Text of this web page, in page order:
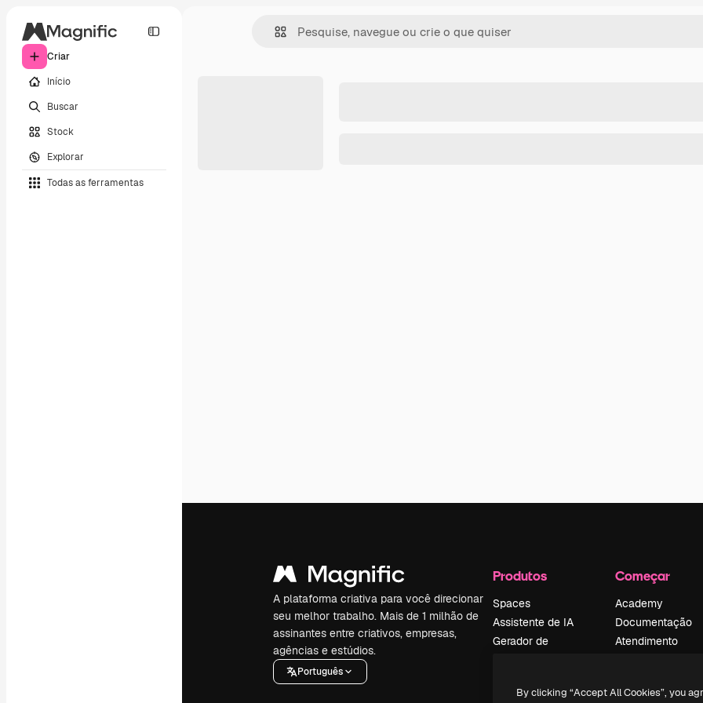
Criar
Início
Buscar
Stock
Explorar
Todas as ferramentas
A plataforma criativa para você direcionar
seu melhor trabalho. Mais de 1 milhão de
assinantes entre criativos, empresas,
agências e estúdios.
Português
Produtos
Spaces
Assistente de IA
Gerador de
Texto para voz
Começar
Academy
Documentação
Atendimento
Política de
By clicking “Accept All Cookies”, you